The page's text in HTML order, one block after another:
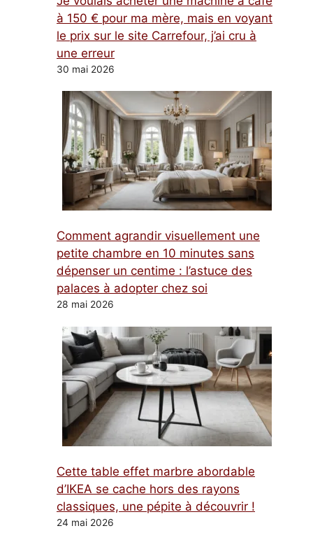
à 150 € pour ma mère, mais en voyant
le prix sur le site Carrefour, j’ai cru à
une erreur
30 mai 2026
Comment agrandir visuellement une
petite chambre en 10 minutes sans
dépenser un centime : l’astuce des
palaces à adopter chez soi
28 mai 2026
Cette table effet marbre abordable
d’IKEA se cache hors des rayons
classiques, une pépite à découvrir !
24 mai 2026